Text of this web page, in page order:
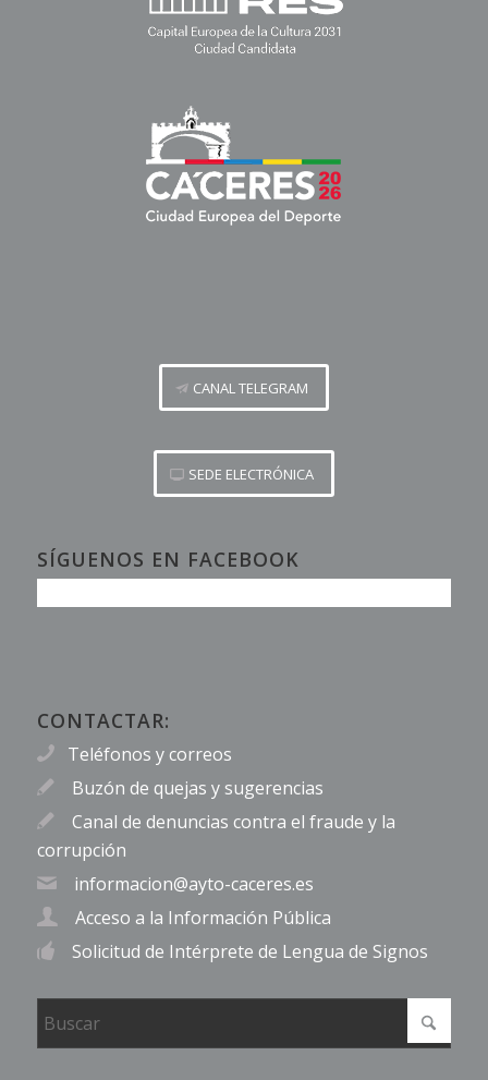
CANAL TELEGRAM
SEDE ELECTRÓNICA
SÍGUENOS EN FACEBOOK
CONTACTAR:
Teléfonos y correos
Buzón de quejas y sugerencias
Canal de denuncias contra el fraude y la
corrupción
informacion@ayto-caceres.es
Acceso a la Información Pública
Solicitud de Intérprete de Lengua de Signos